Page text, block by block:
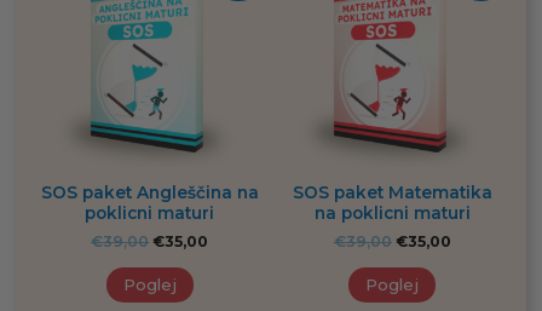
SOS paket Angleščina na
poklicni maturi
€39,00 €35,00
Poglej
SOS paket Matematika
na poklicni maturi
€39,00 €35,00
Poglej